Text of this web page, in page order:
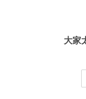
大家